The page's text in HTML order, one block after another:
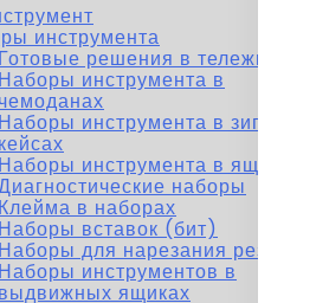
инструмента
Готовые решения в тележках
Наборы инструмента в
чемоданах
Наборы инструмента в зип-
кейсах
Наборы инструмента в ящиках
наборы
Клейма в наборах
Наборы вставок (бит)
Наборы для нарезания резьбы
Наборы инструментов в
выдвижных ящиках